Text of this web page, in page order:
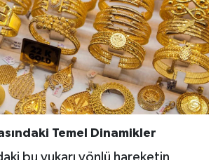
Temel Dinamikler